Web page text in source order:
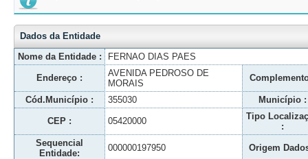
Dados da Entidade
Nome da Entidade :
FERNAO DIAS PAES
Endereço :
AVENIDA PEDROSO DE
MORAIS
Cód.Município : 355030 Município :
CEP : 05420000
Tipo
:
Sequencial
Entidade:
000000197950 Origem